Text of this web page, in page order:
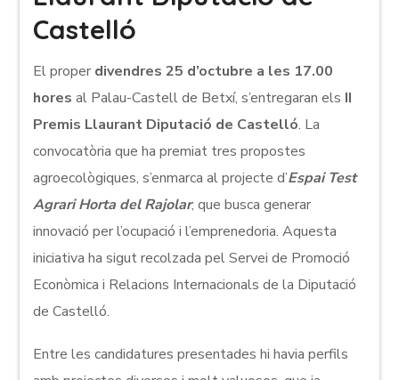
Castelló
El proper divendres 25 d’octubre a les 17.00
horesal Palau-Castell de Betxí, s’entregaran els II
Premis Llaurant Diputació de Castelló. La
convocatòria que ha premiat tres propostes
agroecològiques, s’enmarca al projecte d’Espai Test
Agrari Horta del Rajolar, que busca generar
innovació per l’ocupació i l’emprenedoria. Aquesta
iniciativa ha sigut recolzada pel Servei de Promoció
Econòmica i Relacions Internacionals de la Diputació
de Castelló.
Entre les candidatures presentades hi havia perfils